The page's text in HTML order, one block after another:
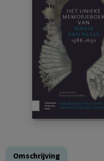
Omschrijving